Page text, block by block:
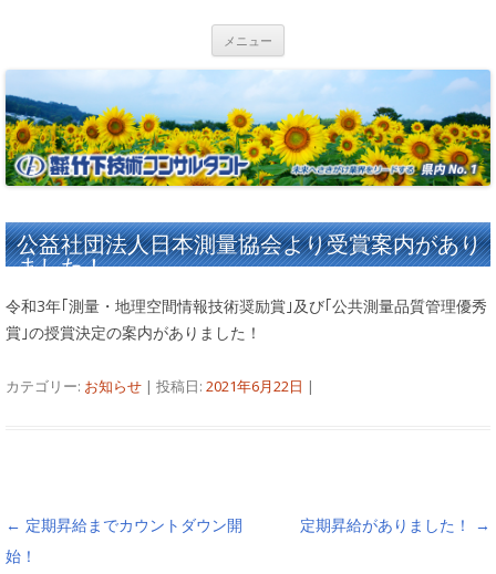
メニュー
公益社団法人日本測量協会より受賞案内があり
ました！
令和3年｢測量・地理空間情報技術奨励賞｣及び｢公共測量品質管理優秀
賞｣の授賞決定の案内がありました！
カテゴリー: お知らせ | 投稿日: 2021年6月22日 |
投稿ナビゲーション
← 定期昇給までカウントダウン開
始！
定期昇給がありました！ →